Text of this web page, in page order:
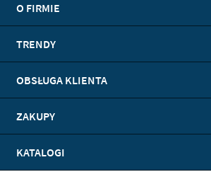
O FIRMIE
TRENDY
OBSŁUGA KLIENTA
ZAKUPY
KATALOGI